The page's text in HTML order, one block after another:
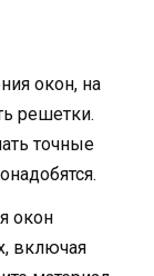
окон, на
решетки.
точные
окон
включая